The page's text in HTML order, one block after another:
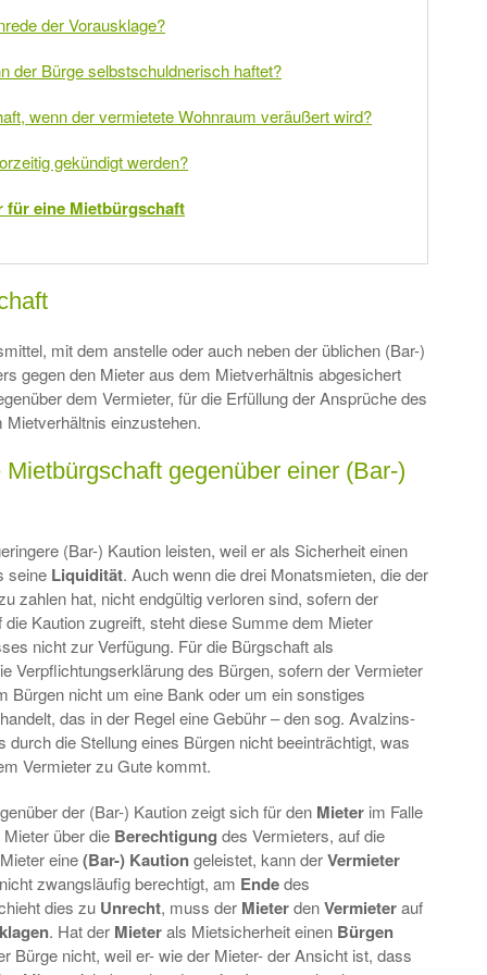
der Vorausklage?
der Bürge selbstschuldnerisch haftet?
wenn der vermietete Wohnraum veräußert wird?
gekündigt werden?
für eine Mietbürgschaft
mit dem anstelle oder auch neben der üblichen (Bar-)
gegen den Mieter aus dem Mietverhältnis abgesichert
dem Vermieter, für die Erfüllung der Ansprüche des
einzustehen.
gegenüber einer (Bar-)
(Bar-) Kaution leisten, weil er als Sicherheit einen
seine Liquidität. Auch wenn die drei Monatsmieten, die der
zahlen hat, nicht endgültig verloren sind, sofern der
Kaution zugreift, steht diese Summe dem Mieter
nicht zur Verfügung. Für die Bürgschaft als
Verpflichtungserklärung des Bürgen, sofern der Vermieter
Bürgen nicht um eine Bank oder um ein sonstiges
das in der Regel eine Gebühr – den sog. Avalzins-
die Stellung eines Bürgen nicht beeinträchtigt, was
Vermieter zu Gute kommt.
der (Bar-) Kaution zeigt sich für den Mieter im Falle
über die Berechtigung des Vermieters, auf die
eine(Bar-) Kautiongeleistet, kann derVermieter
zwangsläufig berechtigt, am Endedes
dies zu Unrecht, muss der MieterdenVermieterauf
. Hat der Mieterals Mietsicherheit einen Bürgen
Bürge nicht, weil er- wie der Mieter- der Ansicht ist, dass